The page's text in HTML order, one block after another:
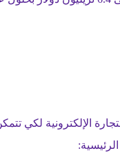
الإلكترونية لكي